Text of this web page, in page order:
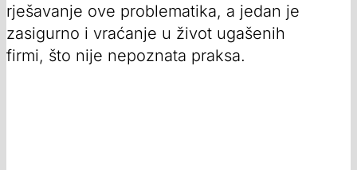
rješavanje ove problematika, a jedan je
zasigurno i vraćanje u život ugašenih
firmi, što nije nepoznata praksa.